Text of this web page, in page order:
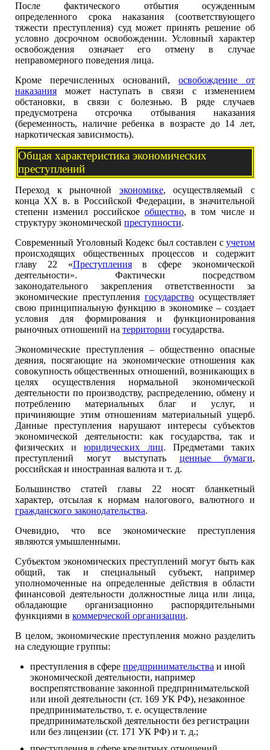
После фактического отбытия осужденным
определенного срока наказания (соответствующего
тяжести преступления) суд может принять решение об
условно досрочном освобождении. Условный характер
освобождения означает его отмену в случае
неправомерного поведения лица.
Кроме перечисленных оснований, освобождение от
наказания может наступать в связи с изменением
обстановки, в связи с болезнью. В ряде случаев
предусмотрена отсрочка отбывания наказания
(беременность, наличие ребенка в возрасте до 14 лет,
наркотическая зависимость).
Общая характеристика экономических
преступлений
Переход к рыночной экономике, осуществляемый с
конца ХХ в. в Российской Федерации, в значительной
степени изменил российское общество, в том числе и
структуру экономической преступности.
Современный Уголовный Кодекс был составлен с учетом
происходящих общественных процессов и содержит
главу 22 «Преступленияв сфере экономической
деятельности». Фактически посредством
законодательного закрепления ответственности за
экономические преступления государство осуществляет
свою принципиальную функцию в экономике – создает
условия для формирования и функционирования
рыночных отношений на территории государства.
Экономические преступления – общественно опасные
деяния, посягающие на экономические отношения как
совокупность общественных отношений, возникающих в
целях осуществления нормальной экономической
деятельности по производству, распределению, обмену и
потреблению материальных благ и услуг, и
причиняющие этим отношениям материальный ущерб.
Данные преступления нарушают интересы субъектов
экономической деятельности: как государства, так и
физических июридических лиц. Предметами таких
преступлений могут выступать ценные бумаги,
российская и иностранная валюта и т. д.
Большинство статей главы 22 носят бланкетный
характер, отсылая к нормам налогового, валютного и
гражданского законодательства.
Очевидно, что все экономические преступления
являются умышленными.
Субъектом экономических преступлений могут быть как
общий, так и специальный субъект, например
уполномоченные на определенные действия в области
финансовой деятельности должностные лица или лица,
обладающие организационно распорядительными
функциями в коммерческой организации.
В целом, экономические преступления можно разделить
на следующие группы:
преступления в сфере предпринимательства и иной
экономической деятельности, например
воспрепятствование законной предпринимательской
или иной деятельности (ст. 169 УК РФ), незаконное
предпринимательство, т. е. осуществление
предпринимательской деятельности без регистрации
или без лицензии (ст. 171 УК РФ) и т. д.;